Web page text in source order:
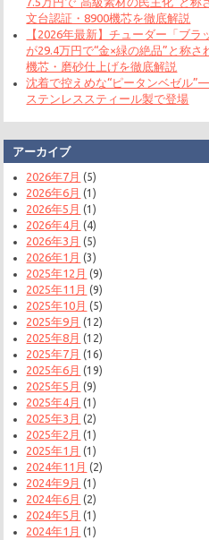
文台認証・8900機芯を徹底解説
【2026年最新】チューダー「ブラ
が29.4万円で“金×緑の絶品”と称
機芯・磨砂仕上げを徹底解説
沈着で控えめな“ピータンベゼル
ステンレススティール製で登場
アーカイブ
2026年7月 (5)
2026年6月 (1)
2026年5月 (1)
2026年4月 (4)
2026年3月 (5)
2026年1月 (3)
2025年12月 (9)
2025年11月 (9)
2025年10月 (5)
2025年9月 (12)
2025年8月 (12)
2025年7月 (16)
2025年6月 (19)
2025年5月 (9)
2025年4月 (1)
2025年3月 (2)
2025年2月 (1)
2025年1月 (1)
2024年11月 (2)
2024年9月 (1)
2024年6月 (2)
2024年5月 (1)
2024年1月 (1)